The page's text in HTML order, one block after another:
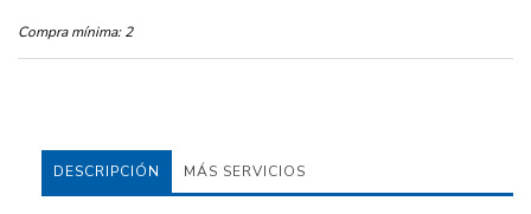
Compra mínima: 2
DESCRIPCIÓN MÁS SERVICIOS